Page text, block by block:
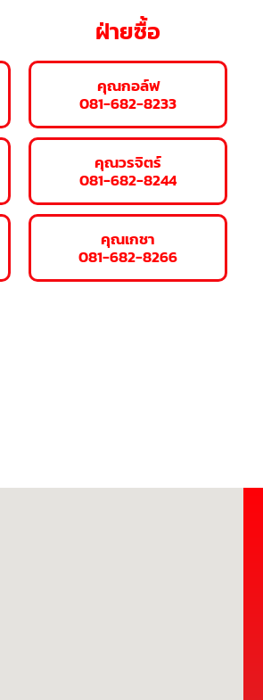
ฝ่ายซื้อ
คุณกอล์ฟ
081-682-8233
คุณวรจิตร์
081-682-8244
คุณเกชา
081-682-8266